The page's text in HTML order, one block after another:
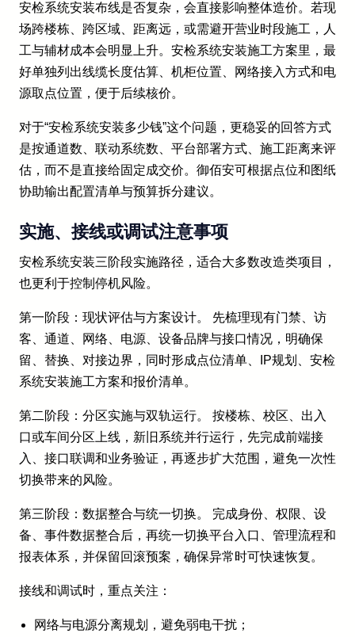
安检系统安装布线是否复杂，会直接影响整体造价。若现
场跨楼栋、跨区域、距离远，或需避开营业时段施工，人
工与辅材成本会明显上升。安检系统安装施工方案里，最
好单独列出线缆长度估算、机柜位置、网络接入方式和电
源取点位置，便于后续核价。
对于“安检系统安装多少钱”这个问题，更稳妥的回答方式
是按通道数、联动系统数、平台部署方式、施工距离来评
估，而不是直接给固定成交价。御佰安可根据点位和图纸
协助输出配置清单与预算拆分建议。
实施、接线或调试注意事项
安检系统安装三阶段实施路径，适合大多数改造类项目，
也更利于控制停机风险。
第一阶段：现状评估与方案设计。 先梳理现有门禁、访
客、通道、网络、电源、设备品牌与接口情况，明确保
留、替换、对接边界，同时形成点位清单、IP规划、安检
系统安装施工方案和报价清单。
第二阶段：分区实施与双轨运行。 按楼栋、校区、出入
口或车间分区上线，新旧系统并行运行，先完成前端接
入、接口联调和业务验证，再逐步扩大范围，避免一次性
切换带来的风险。
第三阶段：数据整合与统一切换。 完成身份、权限、设
备、事件数据整合后，再统一切换平台入口、管理流程和
报表体系，并保留回滚预案，确保异常时可快速恢复。
接线和调试时，重点关注：
网络与电源分离规划，避免弱电干扰；